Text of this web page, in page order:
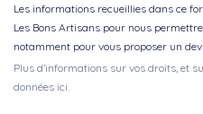
Les informations recueillies dans ce
Les Bons Artisans pour nous
notamment pour vous proposer un
Plus d'informations sur vos droits, et
données ici.